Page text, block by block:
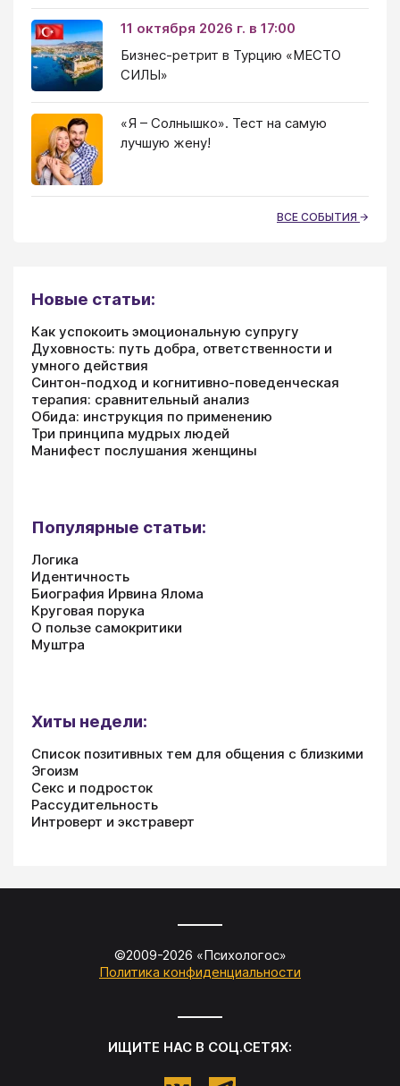
11 октября 2026 г. в 17:00
Бизнес-ретрит в Турцию «МЕСТО
СИЛЫ»
«Я – Солнышко». Тест на самую
лучшую жену!
ВСЕ СОБЫТИЯ
Новые статьи:
Как успокоить эмоциональную супругу
Духовность: путь добра, ответственности и
умного действия
Синтон-подход и когнитивно-поведенческая
терапия: сравнительный анализ
Обида: инструкция по применению
Три принципа мудрых людей
Манифест послушания женщины
Популярные статьи:
Логика
Идентичность
Биография Ирвина Ялома
Круговая порука
О пользе самокритики
Муштра
Хиты недели:
Список позитивных тем для общения с близкими
Эгоизм
Секс и подросток
Рассудительность
Интроверт и экстраверт
©2009-2026 «Психологос»
Политика конфиденциальности
ИЩИТЕ НАС В СОЦ.СЕТЯХ: